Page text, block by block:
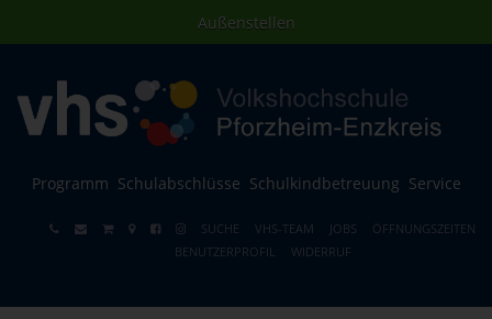
Außenstellen
Programm Schulabschlüsse Schulkindbetreuung Service
SUCHE VHS-TEAM JOBS
ÖFFNUNGSZEITEN
BENUTZERPROFIL
WIDERRUF